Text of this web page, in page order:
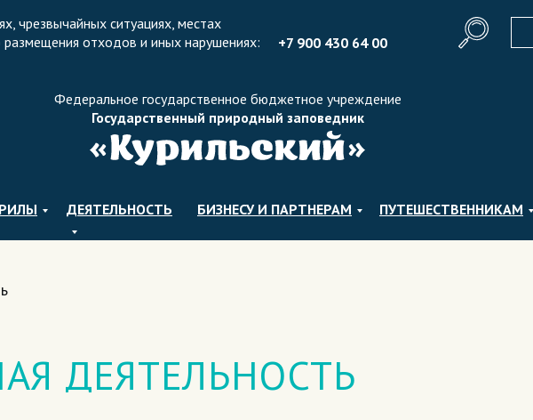
Федеральное государственное бюджетное учреждение
ДЕЯТЕЛЬНОСТЬ БИЗНЕСУ И ПАРТНЕРАМ ПУТЕШЕСТВЕННИКАМ
чрезвычайных ситуациях, местах
размещения отходов и иных нарушениях:
Государственный природный заповедник
+7 900 430 64 00
ДЕЯТЕЛЬНОСТЬ